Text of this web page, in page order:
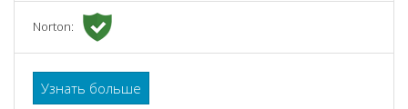
Norton:
Узнать больше